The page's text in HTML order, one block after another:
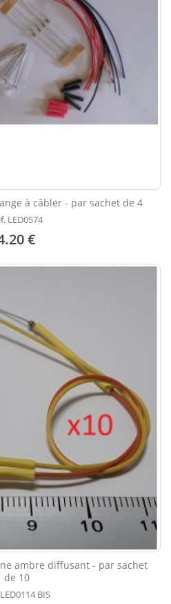
à câbler - par sachet de 4
LED0574
€
ambre diffusant - par sachet
de 10
BIS